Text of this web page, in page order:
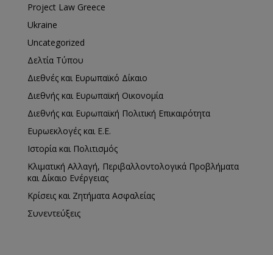
Project Law Greece
Ukraine
Uncategorized
Δελτία Τύπου
Διεθνές και Ευρωπαϊκό Δίκαιο
Διεθνής και Ευρωπαϊκή Οικονομία
Διεθνής και Ευρωπαϊκή Πολιτική Επικαιρότητα
Ευρωεκλογές και Ε.Ε.
Ιστορία και Πολιτισμός
Κλιματική Αλλαγή, Περιβαλλοντολογικά Προβλήματα
και Δίκαιο Ενέργειας
Κρίσεις και Ζητήματα Ασφαλείας
Συνεντεύξεις